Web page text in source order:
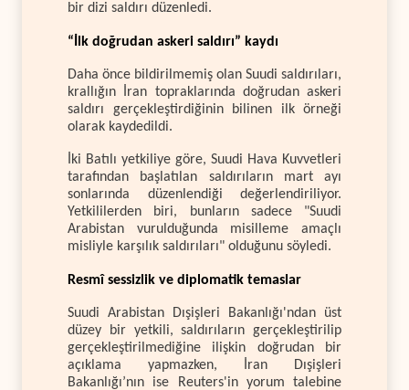
bir dizi saldırı düzenledi.
“İlk doğrudan askeri saldırı” kaydı
Daha önce bildirilmemiş olan Suudi saldırıları,
krallığın İran topraklarında doğrudan askeri
saldırı gerçekleştirdiğinin bilinen ilk örneği
olarak kaydedildi.
İki Batılı yetkiliye göre, Suudi Hava Kuvvetleri
tarafından başlatılan saldırıların mart ayı
sonlarında düzenlendiği değerlendiriliyor.
Yetkililerden biri, bunların sadece "Suudi
Arabistan vurulduğunda misilleme amaçlı
misliyle karşılık saldırıları" olduğunu söyledi.
Resmî sessizlik ve diplomatik temaslar
Suudi Arabistan Dışişleri Bakanlığı'ndan üst
düzey bir yetkili, saldırıların gerçekleştirilip
gerçekleştirilmediğine ilişkin doğrudan bir
açıklama yapmazken, İran Dışişleri
Bakanlığı’nın ise Reuters'in yorum talebine